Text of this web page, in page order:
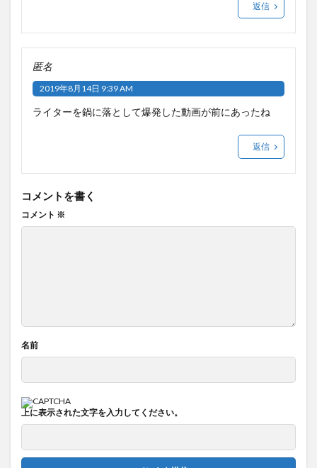
返信
匿名
2019年8月14日 9:39 AM
ライターを鍋に落として爆発した動画が前にあったね
返信
コメントを書く
コメント ※
名前
上に表示された文字を入力してください。